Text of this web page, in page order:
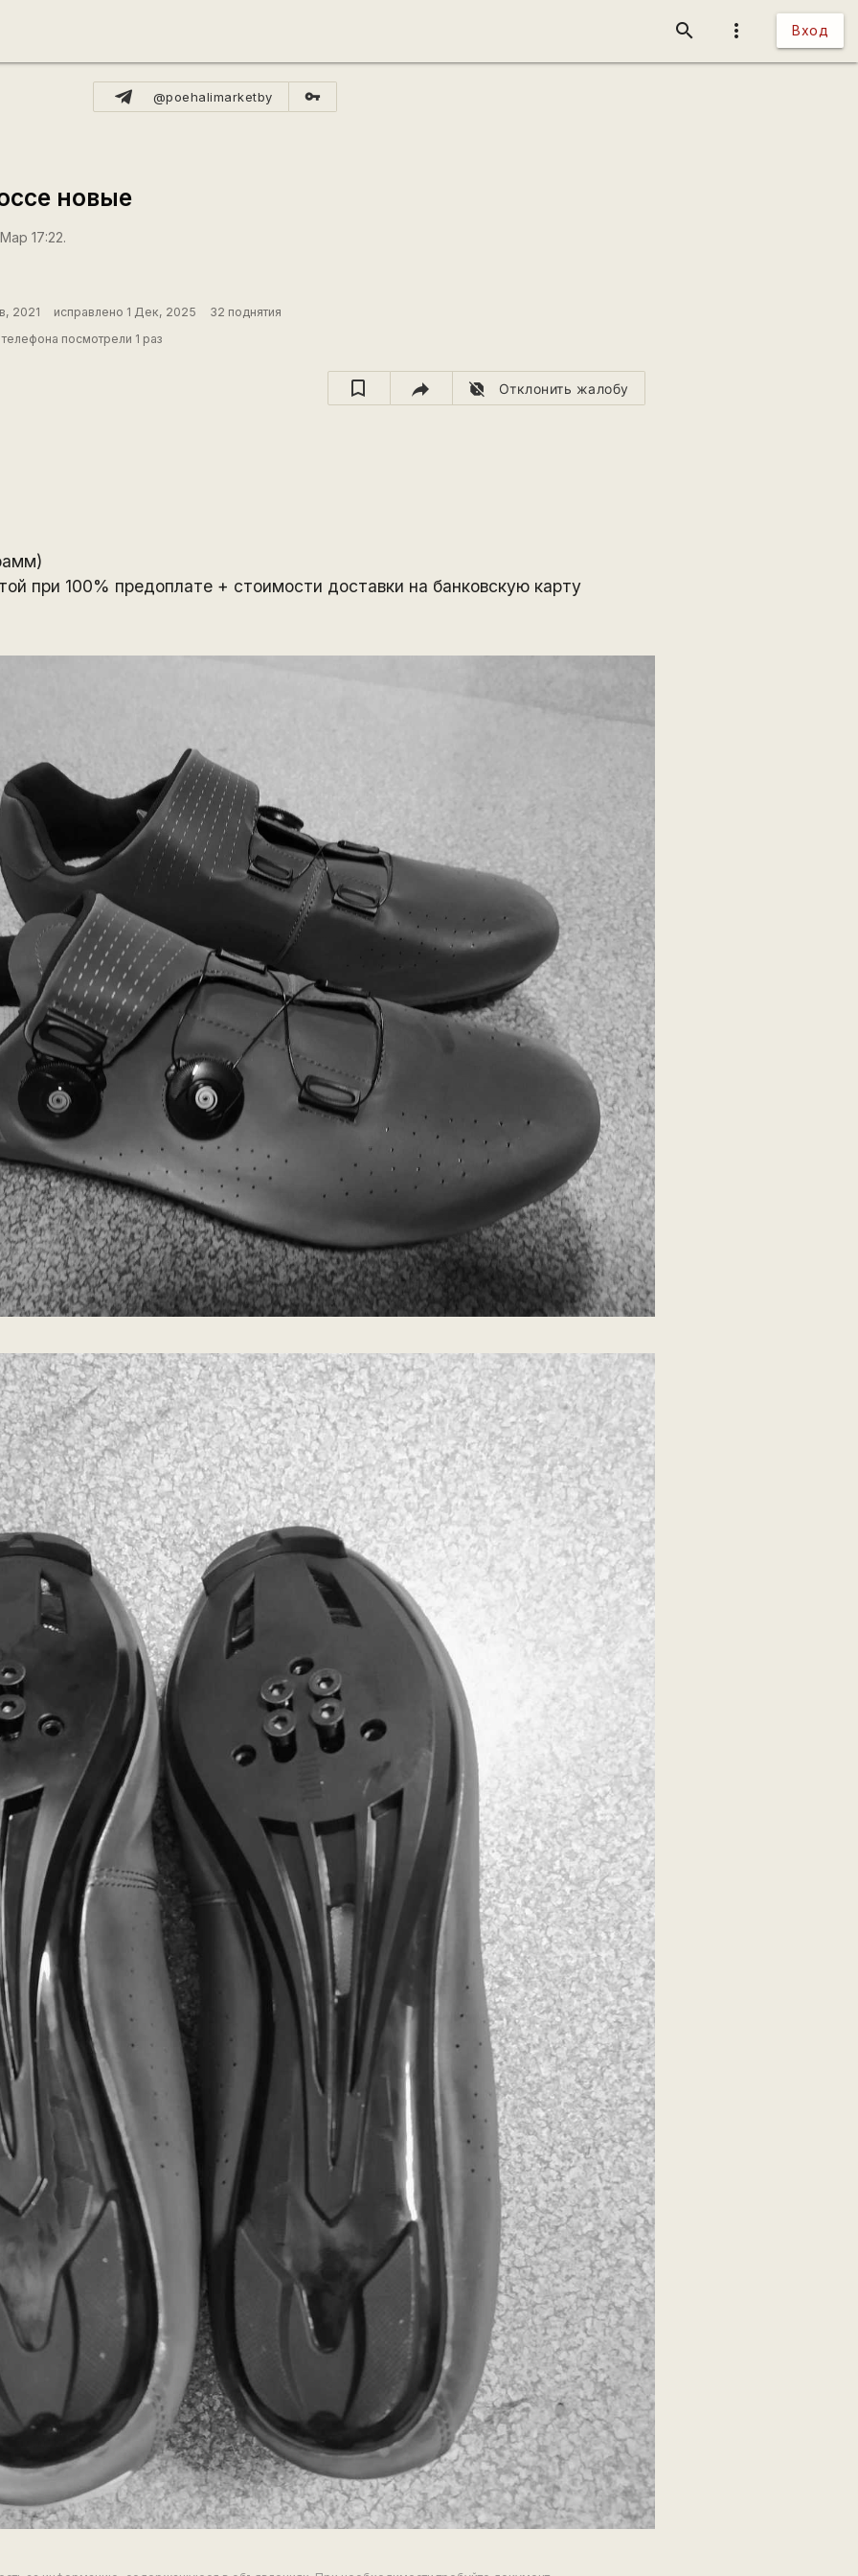
more_vert Вход
search
@poehalimarketby vpn_key
новые
17:22.
2021 исправлено 1 Дек, 2025
32 поднятия
посмотрели 1 раз
report_off Отклонить жалобу
при 100% предоплате + стоимости доставки на банковскую карту